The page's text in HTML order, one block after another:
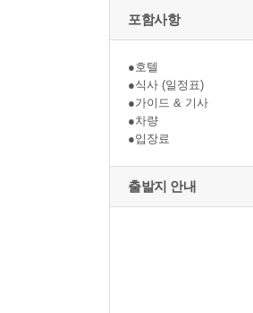
포함사항
●호텔
●식사 (일정표)
●가이드 & 기사
●차량
●입장료
출발지 안내